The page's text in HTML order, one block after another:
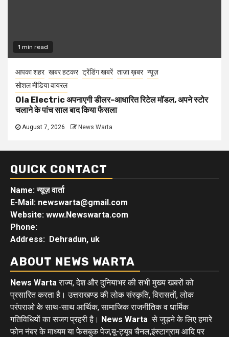
1 min read
आपका शहर खबर हटकर ट्रेंडिंग खबरें ताज़ा ख़बर न्यूज़
सोशल मीडिया वायरल
Ola Electric अपनाएगी डीलर-आधारित रिटेल मॉडल, अपने स्टोर
चलाने के पांच साल बाद किया फैसला
August 7, 2026 News Warta
QUICK CONTACT
Name: न्यूज़ वार्ता
E-Mail: newswarta@gmail.com
Website: www.Newswarta.com
Phone:
Address: Dehradun, uk
ABOUT NEWS WARTA
News Warta राज्य, देश और दुनियाभर की सभी मुख्य खबरों को
प्रसारित करता है। उत्तराखण्ड की लोक संस्कृति, विरासतों, लोक
परंपराओ के साथ-साथ आर्थिक, सामाजिक राजनीतिक व धार्मिक
गतिविधियों का सजग प्रहरी है। News Warta से जुड़ने के लिए हमारे
फोन नंबर के माध्यम या फेसबुक पेज,यू-ट्यूब चैनल,इंस्टाग्राम आदि पर